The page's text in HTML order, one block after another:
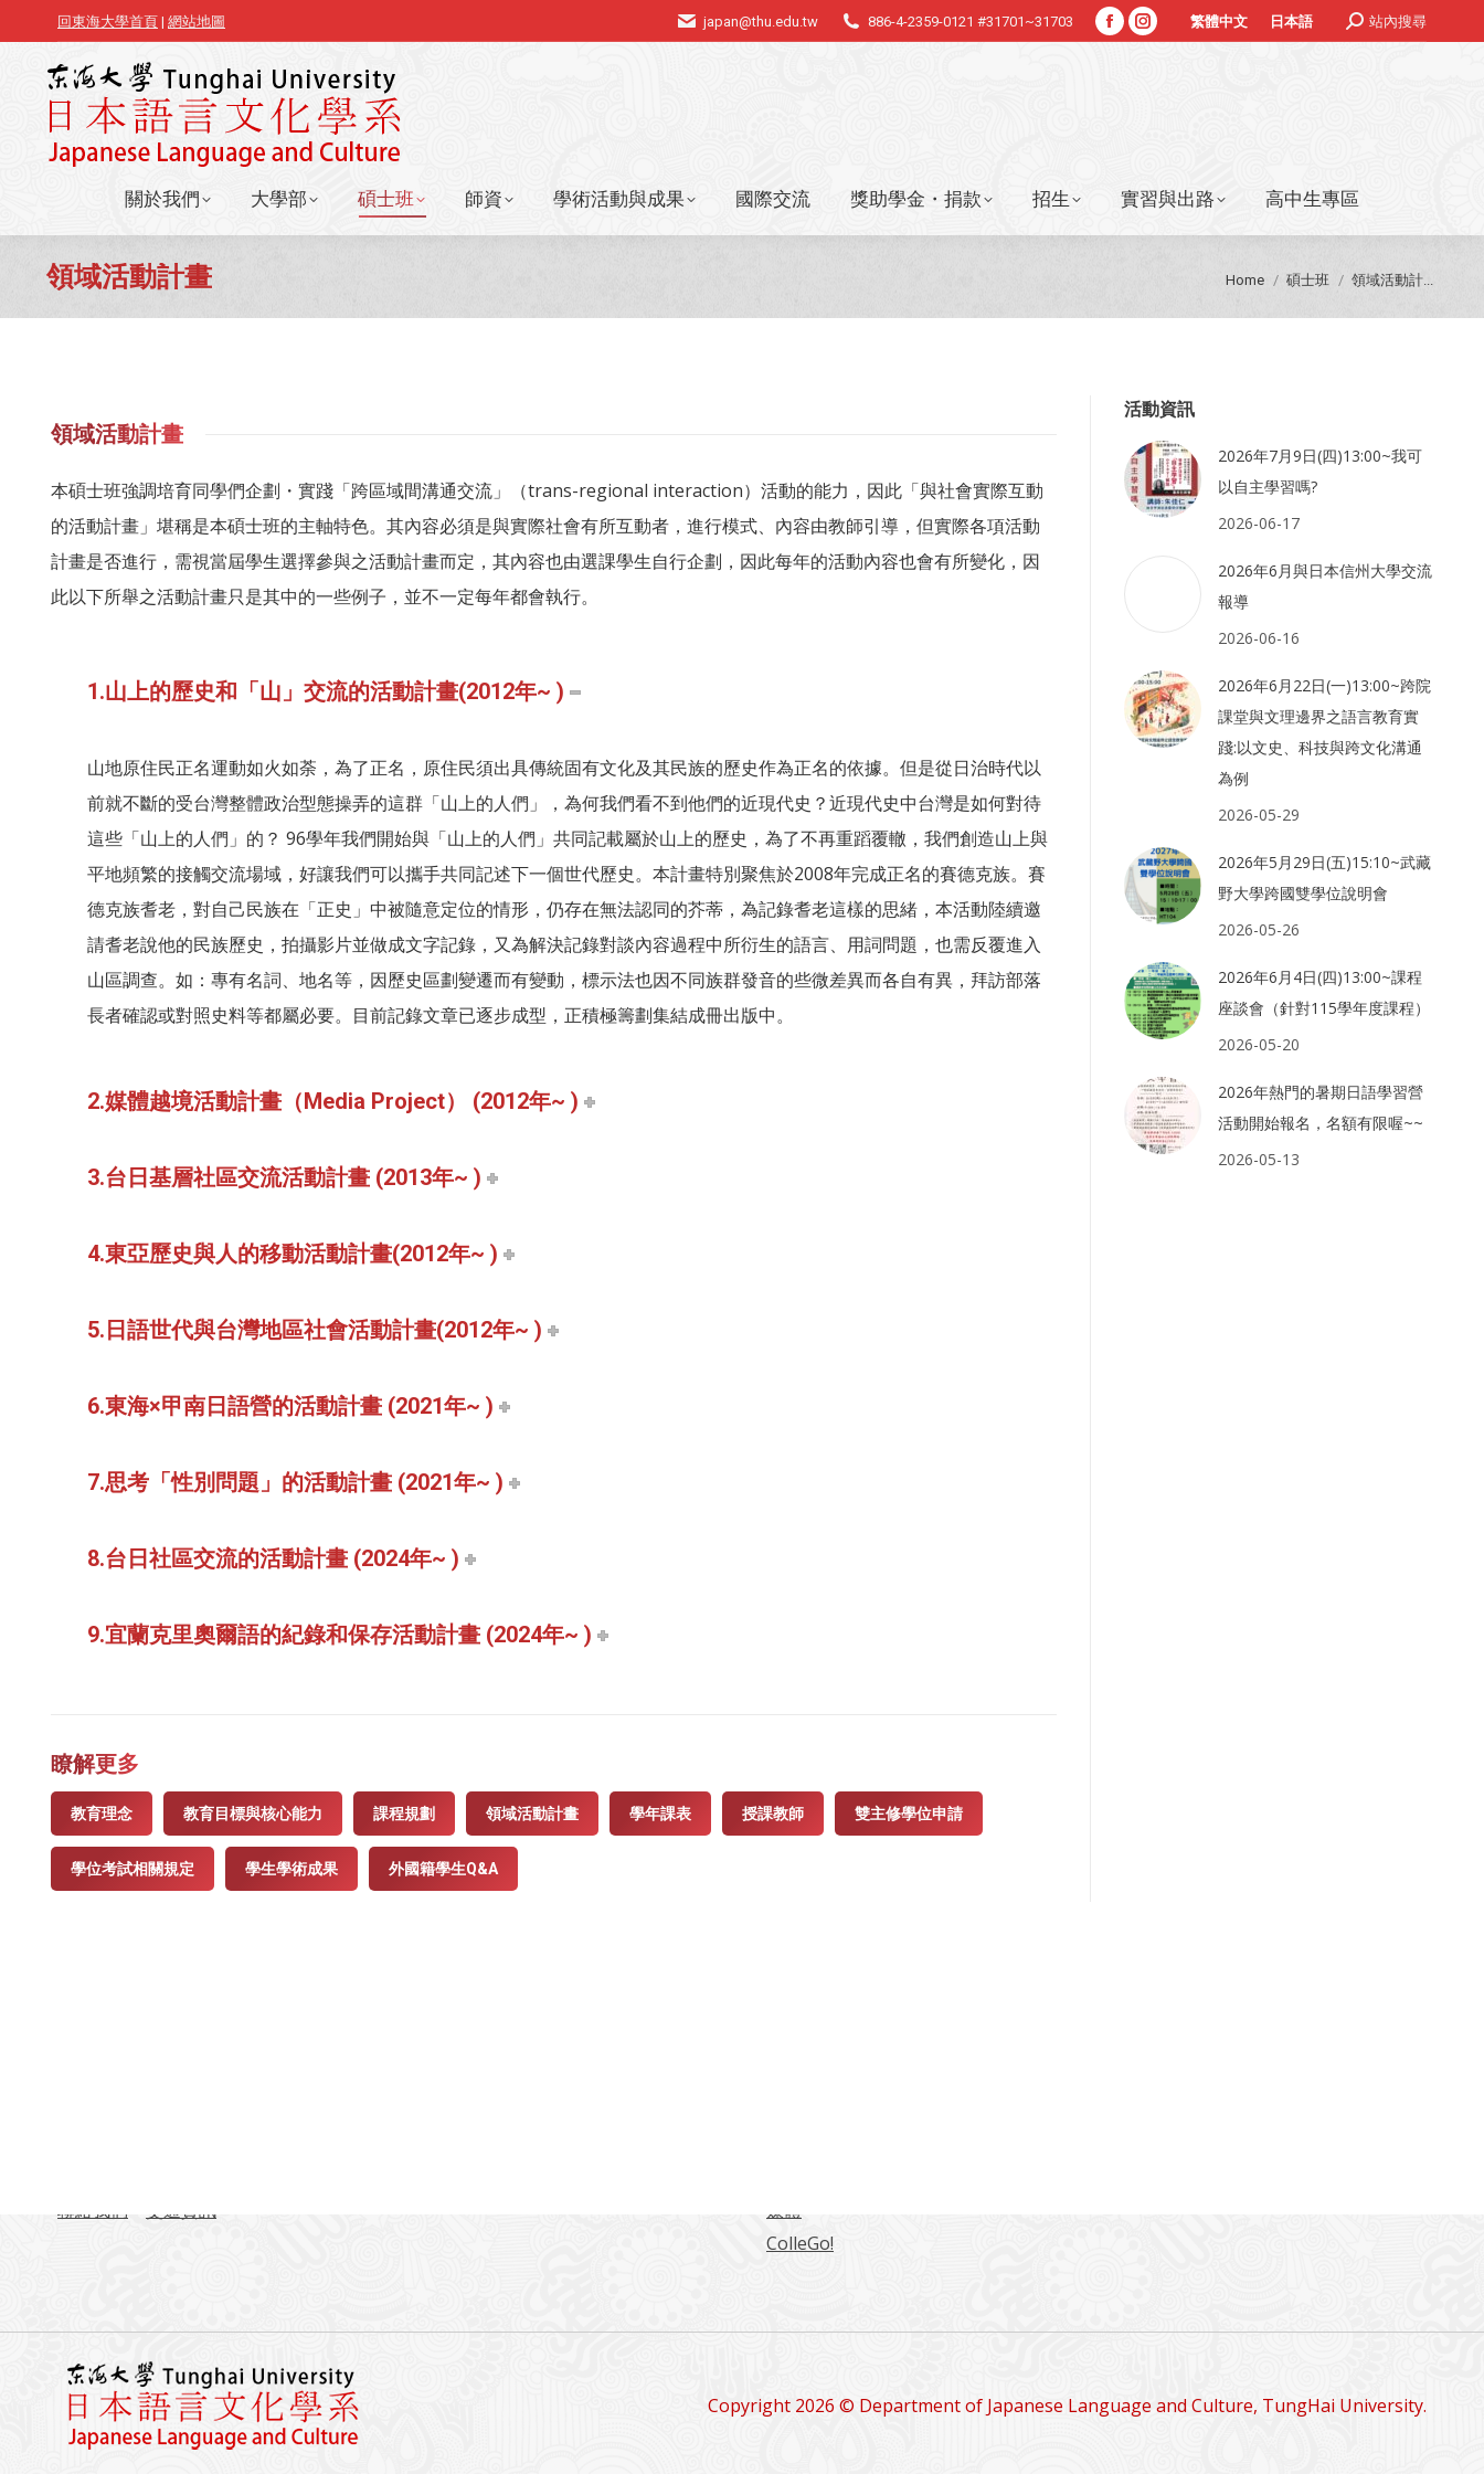
回東海大學首頁 | 網站地圖 japan@thu.edu.tw 886-4-2359-0121 #31701~31703
FacebookInstagram
繁體中文 日本語 Search:站內搜尋
關於我們 大學部 碩士班 師資 學術活動與成果 國際交流 獎助學金・捐款 招生 實習與出路 高中生專區
領域活動計畫 You are here:
Home 碩士班 領域活動計...
領域活動計畫
本碩士班強調培育同學們企劃・實踐「跨區域間溝通交流」（trans-regional interaction）活動的能力，因此「與社會實際互動
的活動計畫」堪稱是本碩士班的主軸特色。其內容必須是與實際社會有所互動者，進行模式、內容由教師引導，但實際各項活動
計畫是否進行，需視當屆學生選擇參與之活動計畫而定，其內容也由選課學生自行企劃，因此每年的活動內容也會有所變化，因
此以下所舉之活動計畫只是其中的一些例子，並不一定每年都會執行。
1.山上的歷史和「山」交流的活動計畫(2012年~ )
山地原住民正名運動如火如荼，為了正名，原住民須出具傳統固有文化及其民族的歷史作為正名的依據。但是從日治時代以
前就不斷的受台灣整體政治型態操弄的這群「山上的人們」，為何我們看不到他們的近現代史？近現代史中台灣是如何對待
這些「山上的人們」的？ 96學年我們開始與「山上的人們」共同記載屬於山上的歷史，為了不再重蹈覆轍，我們創造山上與
平地頻繁的接觸交流場域，好讓我們可以攜手共同記述下一個世代歷史。本計畫特別聚焦於2008年完成正名的賽德克族。賽
德克族耆老，對自己民族在「正史」中被隨意定位的情形，仍存在無法認同的芥蒂，為記錄耆老這樣的思緒，本活動陸續邀
請耆老說他的民族歷史，拍攝影片並做成文字記錄，又為解決記錄對談內容過程中所衍生的語言、用詞問題，也需反覆進入
山區調查。如：專有名詞、地名等，因歷史區劃變遷而有變動，標示法也因不同族群發音的些微差異而各自有異，拜訪部落
長者確認或對照史料等都屬必要。目前記錄文章已逐步成型，正積極籌劃集結成冊出版中。
2.媒體越境活動計畫（Media Project） (2012年~ )
3.台日基層社區交流活動計畫 (2013年~ )
4.東亞歷史與人的移動活動計畫(2012年~ )
5.日語世代與台灣地區社會活動計畫(2012年~ )
6.東海×甲南日語營的活動計畫 (2021年~ )
7.思考「性別問題」的活動計畫 (2021年~ )
8.台日社區交流的活動計畫 (2024年~ )
9.宜蘭克里奧爾語的紀錄和保存活動計畫 (2024年~ )
瞭解更多
教育理念 教育目標與核心能力 課程規劃 領域活動計畫 學年課表 授課教師 雙主修學位申請
學位考試相關規定 學生學術成果 外國籍學生Q&A
活動資訊
2026年7月9日(四)13:00~我可
以自主學習嗎?
2026-06-17
2026年6月與日本信州大學交流
報導
2026-06-16
2026年6月22日(一)13:00~跨院
課堂與文理邊界之語言教育實
踐:以文史、科技與跨文化溝通
為例
2026-05-29
2026年5月29日(五)15:10~武藏
野大學跨國雙學位說明會
2026-05-26
2026年6月4日(四)13:00~課程
座談會（針對115學年度課程）
2026-05-20
2026年熱門的暑期日語學習營
活動開始報名，名額有限喔~~
2026-05-13
聯絡我們
交通資訊
媒體
ColleGo!
Copyright 2026 © Department of Japanese Language and Culture, TungHai University.
關於我們 大學部 碩士班 師資 學術活動與成果 國際交流 獎助學金・捐款 招生 實習與出路 高中生專區